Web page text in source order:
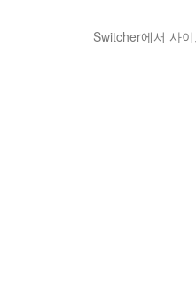
Switcher에서 사